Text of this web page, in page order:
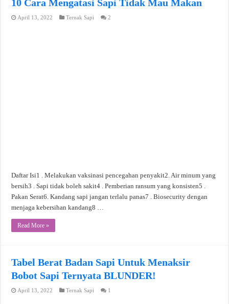
10 Cara Mengatasi Sapi Tidak Mau Makan
April 13, 2022 Ternak Sapi 2
Daftar Isi1 . Melakukan vaksinasi pencegahan penyakit2. Air minum yang
bersih3 . Sapi tidak boleh sakit4 . Pemberian ransum yang konsisten5 .
Pakan Serat6. Kandang sapi jangan terlalu panas7 . Biosecurity dengan
menjaga kebersihan kandang8 …
Read More »
Tabel Berat Badan Sapi Untuk Menaksir
Bobot Sapi Ternyata BLUNDER!
April 13, 2022 Ternak Sapi 1